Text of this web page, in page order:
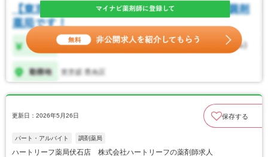
更新日：2026年5月26日 保存する
パート・アルバイト 調剤薬局
ハートリーフ薬局伏石店 株式会社ハートリーフの薬剤師求人